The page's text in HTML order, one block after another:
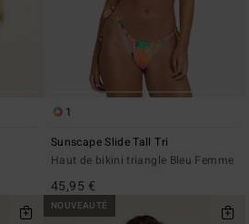
1
Sunscape Slide Tall Tri
Haut de bikini triangle Bleu Femme
45,95 €
NOUVEAUTÉ